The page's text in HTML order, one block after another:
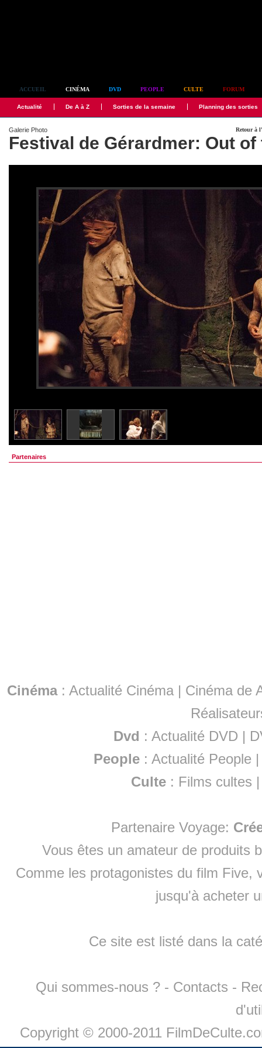
ACCUEIL CINÉMA DVD PEOPLE CULTE FORUM
Actualité De A à Z Sorties de la semaine Planning des sorties
Retour à
Galerie Photo
Festival de Gérardmer: Out of
Partenaires
Cinéma: Actualité Cinéma | Cinéma de
Dvd : Actualité DVD |
People :Actualité People
Culte : Films cultes
Partenaire Voyage:
Vous êtes un amateur de produits
Comme les protagonistes du film Five,
jusqu'à acheter
Ce site est listé dans la
Qui sommes-nous ? - Contacts -
Copyright © 2000-2011